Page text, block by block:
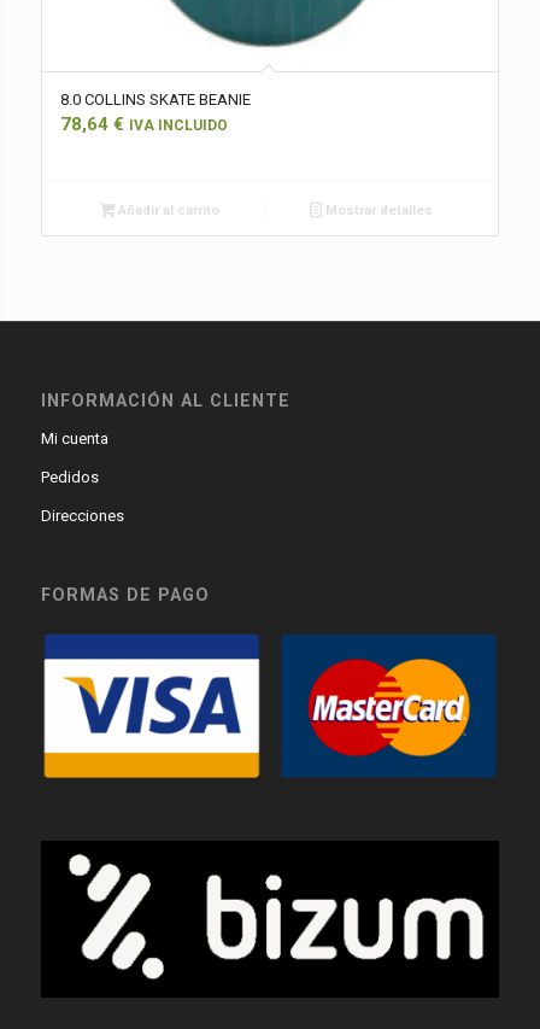
8.0 COLLINS SKATE BEANIE
78,64 € IVA INCLUIDO
Añadir al carrito Mostrar detalles
INFORMACIÓN AL CLIENTE
Mi cuenta
Pedidos
Direcciones
FORMAS DE PAGO